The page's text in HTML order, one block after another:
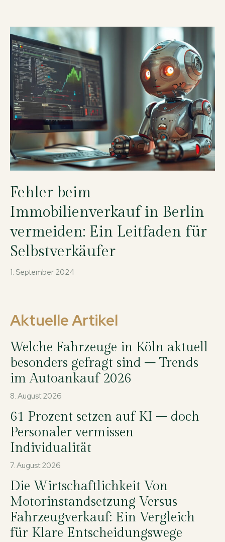
Fehler beim
Immobilienverkauf in Berlin
vermeiden: Ein Leitfaden für
Selbstverkäufer
1. September 2024
Aktuelle Artikel
Welche Fahrzeuge in Köln aktuell
besonders gefragt sind – Trends
im Autoankauf 2026
8. August 2026
61 Prozent setzen auf KI – doch
Personaler vermissen
Individualität
7. August 2026
Die Wirtschaftlichkeit Von
Motorinstandsetzung Versus
Fahrzeugverkauf: Ein Vergleich
für Klare Entscheidungswege